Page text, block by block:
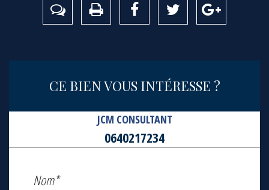
CE BIEN VOUS INTÉRESSE ?
JCM CONSULTANT
0640217234